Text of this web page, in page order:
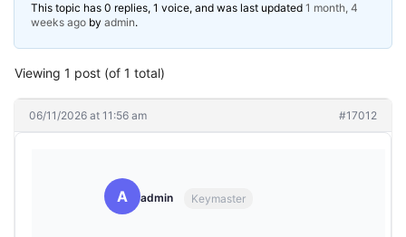
This topic has 0 replies, 1 voice, and was last updated 1 month, 4
weeks ago by admin.
Viewing 1 post (of 1 total)
06/11/2026 at 11:56 am #17012
A admin Keymaster